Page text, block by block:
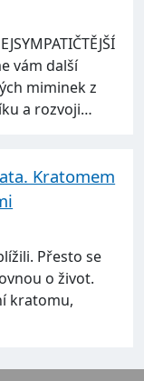
vám další
miminek z
a rozvoji…
Kratomem
Přesto se
o život.
kratomu,